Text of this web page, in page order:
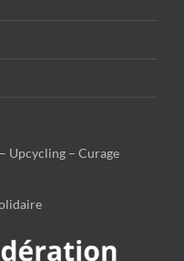
Upcycling – Curage